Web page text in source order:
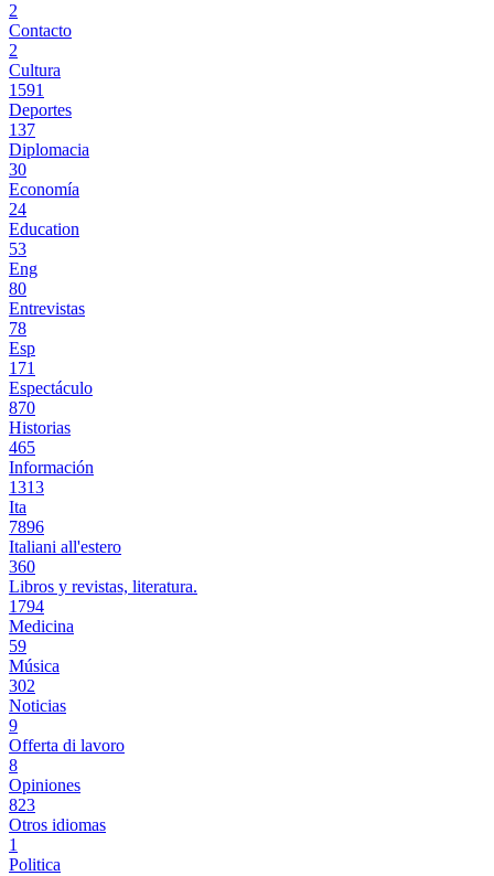
2
Contacto
2
Cultura
1591
Deportes
137
Diplomacia
30
Economía
24
Education
53
Eng
80
Entrevistas
78
Esp
171
Espectáculo
870
Historias
465
Información
1313
Ita
7896
Italiani all'estero
360
Libros y revistas, literatura.
1794
Medicina
59
Música
302
Noticias
9
Offerta di lavoro
8
Opiniones
823
Otros idiomas
1
Politica